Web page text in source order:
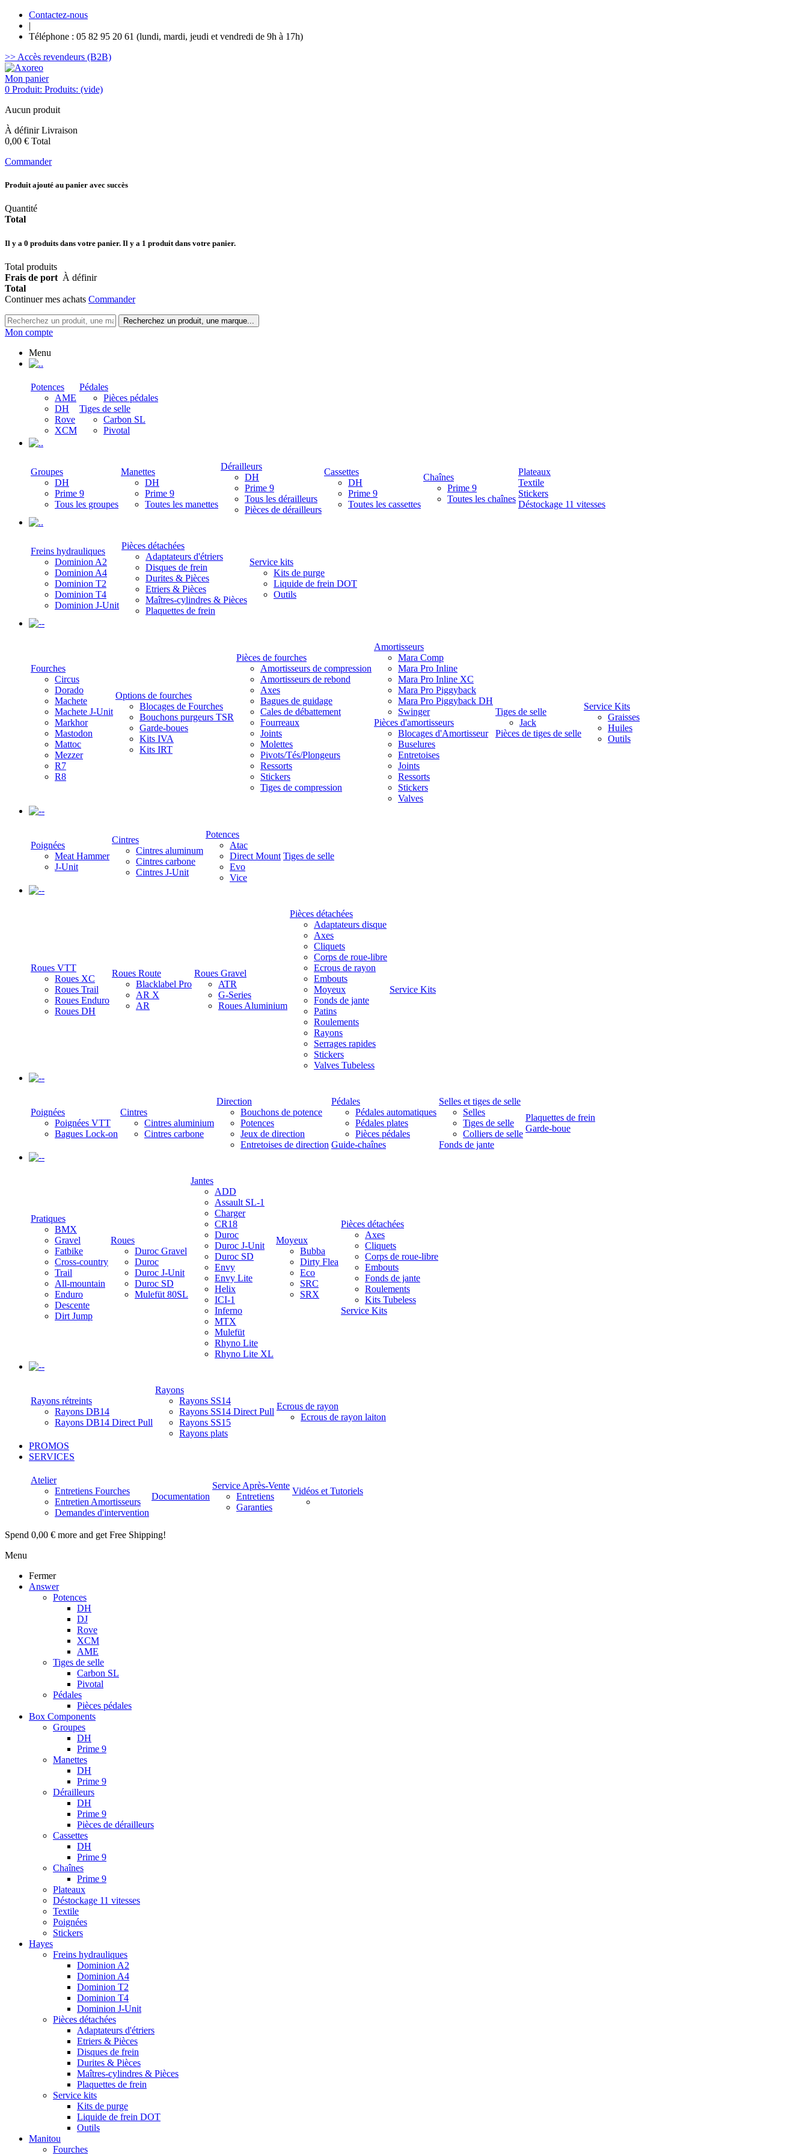
Contactez-nous
|
Téléphone : 05 82 95 20 61 (lundi, mardi, jeudi et vendredi de 9h à 17h)
>> Accès revendeurs (B2B)
Mon panier
0 Produit: Produits: (vide)
Aucun produit
À définirLivraison
0,00 € Total
Commander
Produit ajouté au panier avec succès
Quantité
Total
Il y a 0 produits dans votre panier. Il y a 1 produit dans votre panier.
Total produits
Frais de port À définir
Total
Continuer mes achats Commander
Recherchez un produit, une marque...
Mon compte
Menu
.
Potences
AME
DH
Rove
XCM
Pédales
Pièces pédales
Tiges de selle
Carbon SL
Pivotal
.
Groupes
DH
Prime 9
Tous les groupes
Manettes
DH
Prime 9
Toutes les manettes
Dérailleurs
DH
Prime 9
Tous les dérailleurs
Pièces de dérailleurs
Cassettes
DH
Prime 9
Toutes les cassettes
Chaînes
Prime 9
Toutes les chaînes
Plateaux
Textile
Stickers
Déstockage 11 vitesses
.
Freins hydrauliques
Dominion A2
Dominion A4
Dominion T2
Dominion T4
Dominion J-Unit
Pièces détachées
Adaptateurs d'étriers
Disques de frein
Durites & Pièces
Etriers & Pièces
Maîtres-cylindres & Pièces
Plaquettes de frein
Service kits
Kits de purge
Liquide de frein DOT
Outils
-
Fourches
Circus
Dorado
Machete
Machete J-Unit
Markhor
Mastodon
Mattoc
Mezzer
R7
R8
Options de fourches
Blocages de Fourches
Bouchons purgeurs TSR
Garde-boues
Kits IVA
Kits IRT
Pièces de fourches
Amortisseurs de compression
Amortisseurs de rebond
Axes
Bagues de guidage
Cales de débattement
Fourreaux
Joints
Molettes
Pivots/Tés/Plongeurs
Ressorts
Stickers
Tiges de compression
Amortisseurs
Mara Comp
Mara Pro Inline
Mara Pro Inline XC
Mara Pro Piggyback
Mara Pro Piggyback DH
Swinger
Pièces d'amortisseurs
Blocages d'Amortisseur
Buselures
Entretoises
Joints
Ressorts
Stickers
Valves
Tiges de selle
Jack
Pièces de tiges de selle
Service Kits
Graisses
Huiles
Outils
-
Poignées
Meat Hammer
J-Unit
Cintres
Cintres aluminum
Cintres carbone
Cintres J-Unit
Potences
Atac
Direct Mount
Evo
Vice
Tiges de selle
-
Roues VTT
Roues XC
Roues Trail
Roues Enduro
Roues DH
Roues Route
Blacklabel Pro
AR X
AR
Roues Gravel
ATR
G-Series
Roues Aluminium
Pièces détachées
Adaptateurs disque
Axes
Cliquets
Corps de roue-libre
Ecrous de rayon
Embouts
Moyeux
Fonds de jante
Patins
Roulements
Rayons
Serrages rapides
Stickers
Valves Tubeless
Service Kits
-
Poignées
Poignées VTT
Bagues Lock-on
Cintres
Cintres aluminium
Cintres carbone
Direction
Bouchons de potence
Potences
Jeux de direction
Entretoises de direction
Pédales
Pédales automatiques
Pédales plates
Pièces pédales
Guide-chaînes
Selles et tiges de selle
Selles
Tiges de selle
Colliers de selle
Fonds de jante
Plaquettes de frein
Garde-boue
-
Pratiques
BMX
Gravel
Fatbike
Cross-country
Trail
All-mountain
Enduro
Descente
Dirt Jump
Roues
Duroc Gravel
Duroc
Duroc J-Unit
Duroc SD
Mulefüt 80SL
Jantes
ADD
Assault SL-1
Charger
CR18
Duroc
Duroc J-Unit
Duroc SD
Envy
Envy Lite
Helix
ICI-1
Inferno
MTX
Mulefüt
Rhyno Lite
Rhyno Lite XL
Moyeux
Bubba
Dirty Flea
Eco
SRC
SRX
Pièces détachées
Axes
Cliquets
Corps de roue-libre
Embouts
Fonds de jante
Roulements
Kits Tubeless
Service Kits
-
Rayons rétreints
Rayons DB14
Rayons DB14 Direct Pull
Rayons
Rayons SS14
Rayons SS14 Direct Pull
Rayons SS15
Rayons plats
Ecrous de rayon
Ecrous de rayon laiton
PROMOS
SERVICES
Atelier
Entretiens Fourches
Entretien Amortisseurs
Demandes d'intervention
Documentation
Service Après-Vente
Entretiens
Garanties
Vidéos et Tutoriels
Spend 0,00 € more and get Free Shipping!
Menu
Fermer
Answer
Potences
DH
DJ
Rove
XCM
AME
Tiges de selle
Carbon SL
Pivotal
Pédales
Pièces pédales
Box Components
Groupes
DH
Prime 9
Manettes
DH
Prime 9
Dérailleurs
DH
Prime 9
Pièces de dérailleurs
Cassettes
DH
Prime 9
Chaînes
Prime 9
Plateaux
Déstockage 11 vitesses
Textile
Poignées
Stickers
Hayes
Freins hydrauliques
Dominion A2
Dominion A4
Dominion T2
Dominion T4
Dominion J-Unit
Pièces détachées
Adaptateurs d'étriers
Etriers & Pièces
Disques de frein
Durites & Pièces
Maîtres-cylindres & Pièces
Plaquettes de frein
Service kits
Kits de purge
Liquide de frein DOT
Outils
Manitou
Fourches